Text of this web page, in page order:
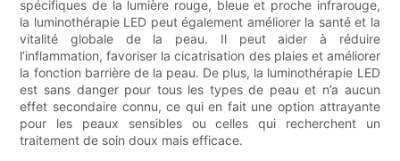
spécifiques de la lumière rouge, bleue et proche infrarouge,
la luminothérapie LED peut également améliorer la santé et la
vitalité globale de la peau. Il peut aider à réduire
l’inflammation, favoriser la cicatrisation des plaies et améliorer
la fonction barrière de la peau. De plus, la luminothérapie LED
est sans danger pour tous les types de peau et n’a aucun
effet secondaire connu, ce qui en fait une option attrayante
pour les peaux sensibles ou celles qui recherchent un
traitement de soin doux mais efficace.